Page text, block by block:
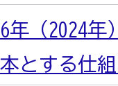
年（2024
とする仕